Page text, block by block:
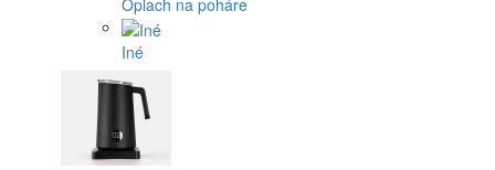
Oplach na poháre
Iné